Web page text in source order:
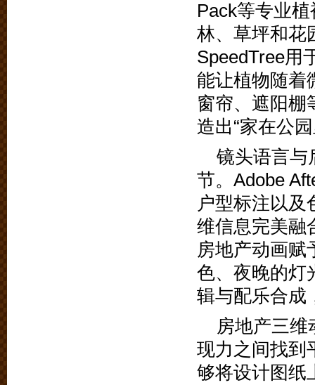
Pack等专业
林、草坪和花
SpeedTree用
能让植物随着
窗帘、遮阳棚
造出“家在公
镜头语言与
节。Adobe
户型标注以
维信息完美融
房地产动画赋
色、夜晚的灯
辑与配乐合成
房地产三
现力之间找到
够将设计图纸